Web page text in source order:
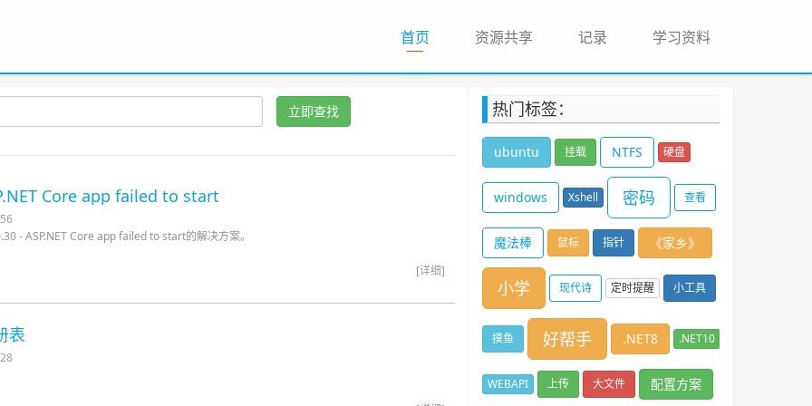
首页 (current)资源共享 记录 学习资料
立即查找
Core app failed to start
- ASP.NET Core app failed to start的解决方案。
[详细]
表
热门标签：
ubuntu 挂载 NTFS 硬盘
windows Xshell 密码 查看
魔法棒 鼠标 指针 《家乡》
小学 现代诗 定时提醒 小工具
摸鱼 好帮手 .NET8 .NET10
WEBAPI 上传 大文件 配置方案